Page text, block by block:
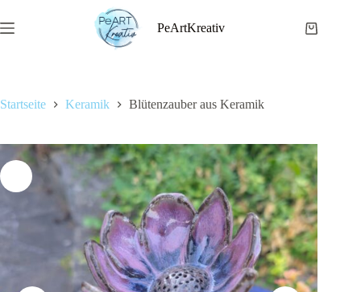
Inhalt
springen
PeArtKreativ Warenkorb
Startseite Keramik Blütenzauber aus Keramik